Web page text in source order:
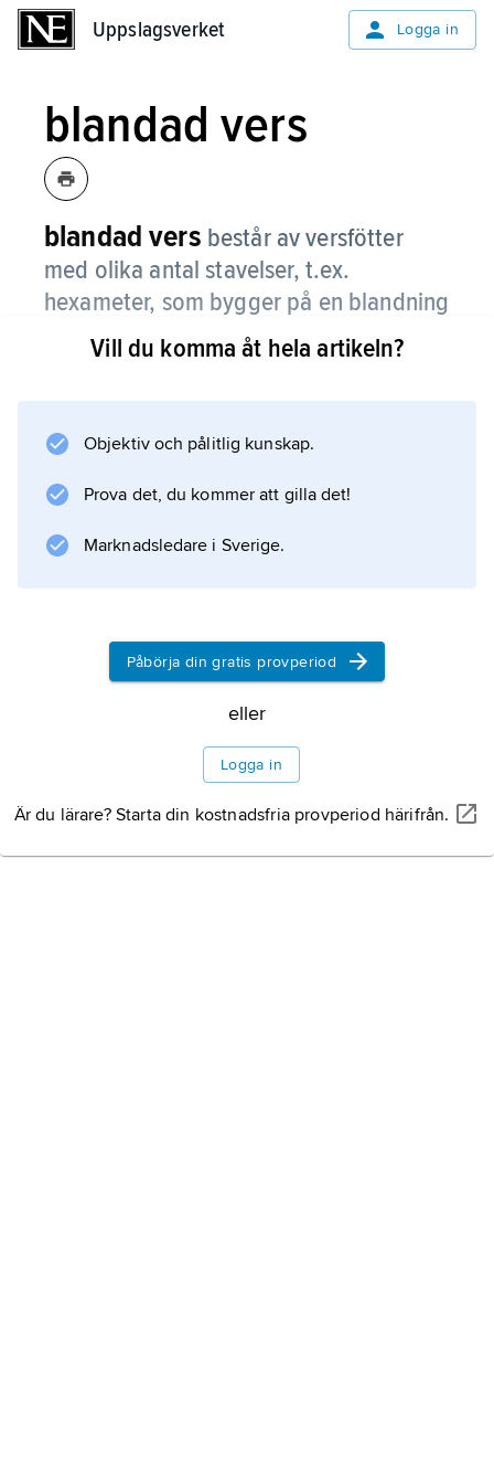
Uppslagsverket Logga in
blandad vers
blandad vers består av versfötter
med olika antal stavelser, t.ex.
hexameter, som bygger på en blandning
av daktyler ◡−− (trestaviga) och
trokéer ◡− (tvåstaviga).
tidsmässigt måste stavelserna läsas snabbare i
variera andelen trestaviga versfötter kan man
därför ge versen karaktär av ”livfullhet”
respektive ”lugn”.
Information om artikeln
Vill du komma åt hela artikeln?
Objektiv och pålitlig kunskap.
Prova det, du kommer att gilla det!
Marknadsledare i Sverige.
Påbörja din gratis provperiod
eller
Logga in
Är du lärare? Starta din kostnadsfria provperiod härifrån.